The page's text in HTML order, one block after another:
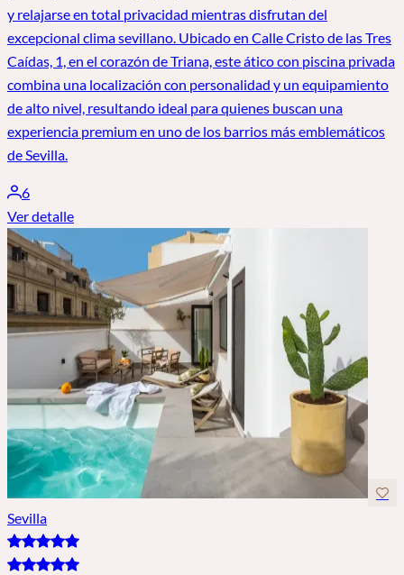
y relajarse en total privacidad mientras disfrutan del
excepcional clima sevillano. Ubicado en Calle Cristo de las Tres
Caídas, 1, en el corazón de Triana, este ático con piscina privada
combina una localización con personalidad y un equipamiento
de alto nivel, resultando ideal para quienes buscan una
experiencia premium en uno de los barrios más emblemáticos
de Sevilla.
6
Ver detalle
Sevilla